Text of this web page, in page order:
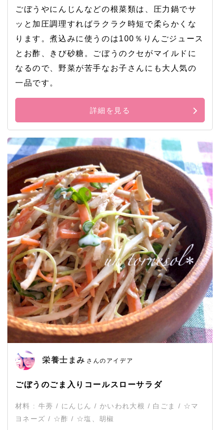
ごぼうやにんじんなどの根菜類は、圧力鍋でサ
ッと加圧調理すればラクラク時短で柔らかくな
ります。煮込みに使うのは100％りんごジュース
とお酢、きび砂糖。ごぼうのクセがマイルドに
なるので、野菜が苦手なお子さんにも大人気の
一品です。
詳細を見る
栄養士まみ さんのアイデア
ごぼうのごま入りコールスローサラダ
材料 : 牛蒡 / にんじん / かいわれ大根 / 白ごま / ☆マ
ヨネーズ / ☆酢 / ☆塩、胡椒